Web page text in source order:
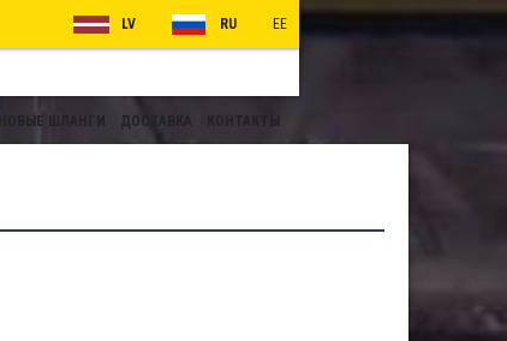
LV RU EE
ШЛАНГИ ДОСТАВКА